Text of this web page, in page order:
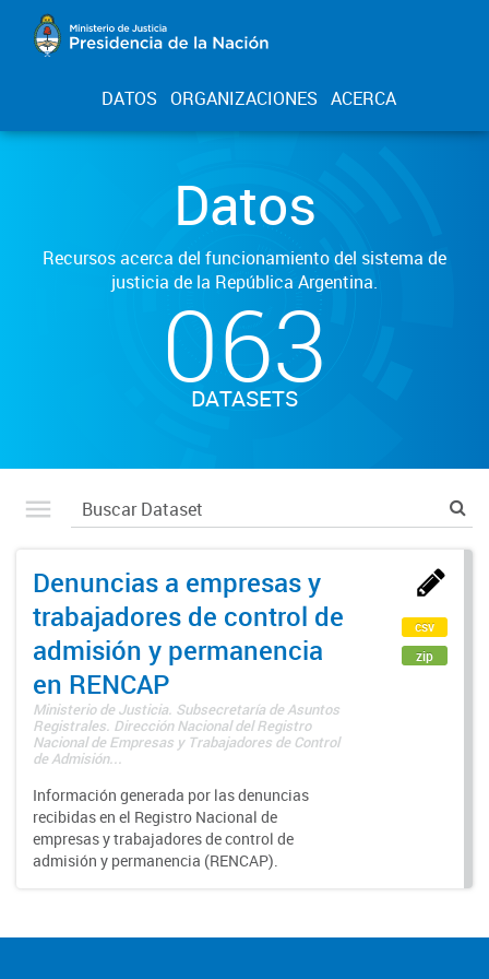
DATOS ORGANIZACIONES ACERCA
Datos
Recursos acerca del funcionamiento del sistema de
justicia de la República Argentina.
063
DATASETS
Denuncias a empresas y
trabajadores de control de
admisión y permanencia
en RENCAP
Ministerio de Justicia. Subsecretaría de Asuntos
Registrales. Dirección Nacional del Registro
Nacional de Empresas y Trabajadores de Control
de Admisión...
Información generada por las denuncias
recibidas en el Registro Nacional de
empresas y trabajadores de control de
admisión y permanencia (RENCAP).
csv
zip